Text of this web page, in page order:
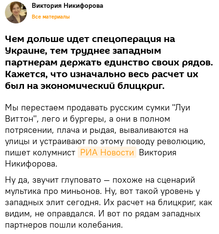
Виктория Никифорова
Все материалы
Чем дольше идет спецоперация на
Украине, тем труднее западным
партнерам держать единство своих рядов.
Кажется, что изначально весь расчет их
был на экономический блицкриг.
Мы перестаем продавать русским сумки "Луи
Виттон", лего и бургеры, а они в полном
потрясении, плача и рыдая, вываливаются на
улицы и устраивают по этому поводу революцию,
пишет колумнист РИА Новости Виктория
Никифорова.
Ну да, звучит глуповато — похоже на сценарий
мультика про миньонов. Ну, вот такой уровень у
западных элит сегодня. Их расчет на блицкриг, как
видим, не оправдался. И вот по рядам западных
партнеров пошли колебания.